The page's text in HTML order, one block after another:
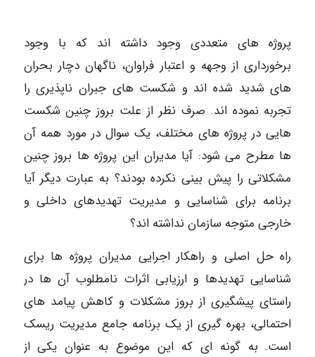
پروژه های متعددی وجود داشته اند که با وجود
برخورداری از وجهه و اعتبار فراوان، ناگهان دچار بحران
های شدید شده اند و شکست های جبران ناپذیری را
تجربه نموده اند. صرف نظر از علت بروز چنین شکست
هایی در پروژه های مختلف، یک سوال در مورد همه آن
ها مطرح می شود: آیا مدیران این پروژه ها بروز چنین
مشکلاتی را پیش بینی نکرده بودند؟ به عبارت دیگر آیا
برنامه برای شناسایی و مدیریت تهدیدهای داخلی و
خارجی متوجه سازمان نداشته اند؟
راه حل اصلی و راهکار اجرایی مدیران پروژه ها برای
شناسایی تهدیدها و ارزیابی اثرات نامطلوب آن ها در
راستای پیشگیری از بروز مشکلات و کاهش پیامد های
احتمالی، بهره گیری از یک برنامه جامع مدیریت ریسک
است. به گونه ای که این موضوع به عنوان یکی از